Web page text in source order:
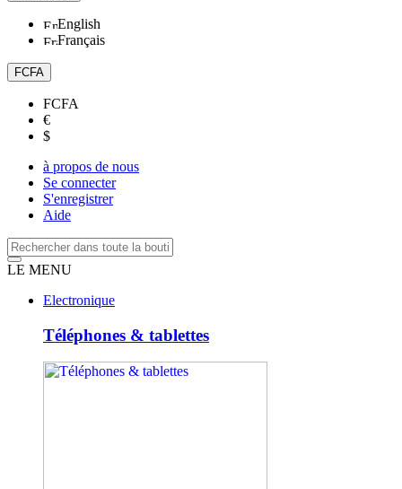
English
Français
FCFA
FCFA
€
$
à propos de nous
Se connecter
S'enregistrer
Aide
LE MENU
Electronique
Téléphones & tablettes